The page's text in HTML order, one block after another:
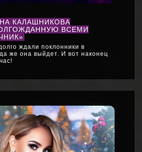
КАЛАШНИКОВА
ВСЕМИ
ждали поклонники в
же она выйдет. И вот наконец